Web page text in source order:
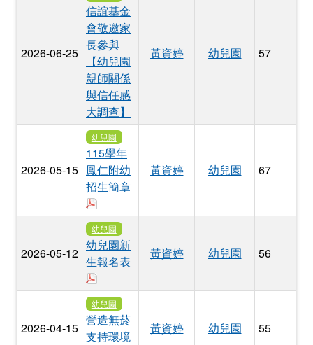
幼兒園个招生消息
文章標題 發佈者 文章分類
幼兒園
信誼基金
會敬邀家
長參與
【幼兒園
親師關係
與信任感
大調查】
2026-05-15
幼兒園
115學年
鳳仁附幼
招生簡章
下載：115幼兒園招生簡章.pdf
黃資婷 幼兒園 67
幼兒園
幼兒園新